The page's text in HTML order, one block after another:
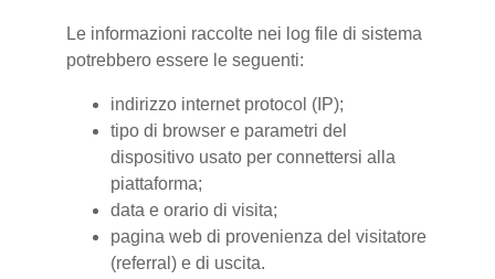
Le informazioni raccolte nei log file di sistema
potrebbero essere le seguenti:
indirizzo internet protocol (IP);
tipo di browser e parametri del
dispositivo usato per connettersi alla
piattaforma;
data e orario di visita;
pagina web di provenienza del visitatore
(referral) e di uscita.